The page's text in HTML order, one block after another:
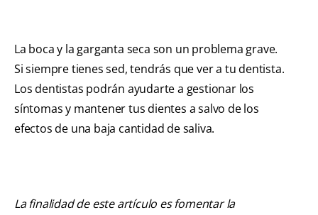
La boca y la garganta seca son un problema grave.
Si siempre tienes sed, tendrás que ver a tu dentista.
Los dentistas podrán ayudarte a gestionar los
síntomas y mantener tus dientes a salvo de los
efectos de una baja cantidad de saliva.
La finalidad de este artículo es fomentar la